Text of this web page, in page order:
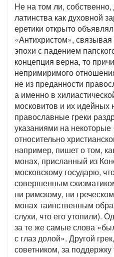
Не на том ли,
латинства как духовной
еретики открыто
«Антихристом»,
эпохи с падением
концепция верна, то
непримиримого
не из преданности
а именно в
московитов и их идейных
православные греки
указаниями на
относительно
например, пишет о том,
монах, присланный из
московскому государю,
совершенным
ни римскому, ни
монах таинственным
слухи, что его утопили).
за те же самые слова
с глаз долой». Другой
советником, за